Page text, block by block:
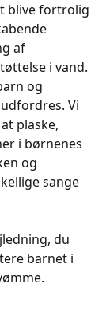
blive fortrolig
af
i vand.
og
Vi
plaske,
i børnenes
og
sange
du
barnet i